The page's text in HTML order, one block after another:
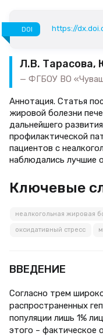
DOI https://
Л.В. Тарасова,
ФГБОУ ВО
Аннотация. Статья
жировой болезни
дальнейшего
профилактической
пациентов с
наблюдались лучшие
Ключевые
неалкогольная жировая
оксидативный стресс
ВВЕДЕНИЕ
Согласно трем
распространенных
популяции лишь 1%
этого – фактическое